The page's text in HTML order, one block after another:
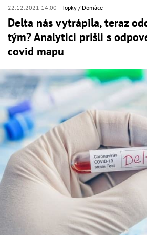
22.12.2021 14:00 Topky Domáce
Delta nás vytrápila, teraz
tým? Analytici prišli s
covid mapu